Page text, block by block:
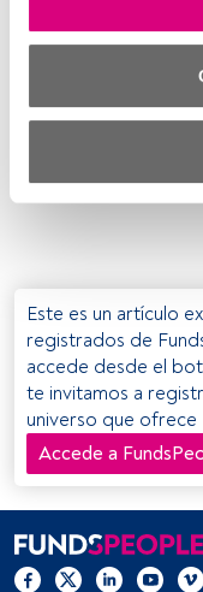
momento haciendo
privacidad» que
la izquierda de la
saber más, consulta
datos para
activamente las
identificación.
y/o acceder a ella.
Lista de asociados
Este es un artículo
registrados de
accede desde el
te invitamos a
universo que ofrece
Accede a